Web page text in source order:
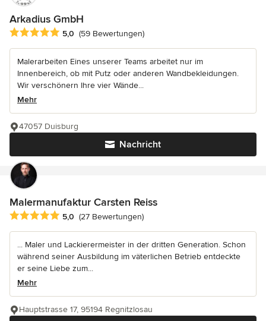
Arkadius GmbH
Durchschnittliche Bewertung: 5 von 5 Sternen
5,0 (59 Bewertungen)
Malerarbeiten Eines unserer Teams arbeitet nur im
Innenbereich, ob mit Putz oder anderen Wandbekleidungen.
Wir verschönern Ihre vier Wände...
Mehr
Nachricht
47057 Duisburg
Malermanufaktur Carsten Reiss
Durchschnittliche Bewertung: 5 von 5 Sternen
5,0 (27 Bewertungen)
... Maler und Lackierermeister in der dritten Generation. Schon
während seiner Ausbildung im väterlichen Betrieb entdeckte
er seine Liebe zum...
Mehr
Hauptstrasse 17, 95194 Regnitzlosau